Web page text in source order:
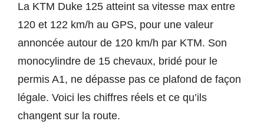
La KTM Duke 125 atteint sa vitesse max entre
120 et 122 km/h au GPS, pour une valeur
annoncée autour de 120 km/h par KTM. Son
monocylindre de 15 chevaux, bridé pour le
permis A1, ne dépasse pas ce plafond de façon
légale. Voici les chiffres réels et ce qu’ils
changent sur la route.